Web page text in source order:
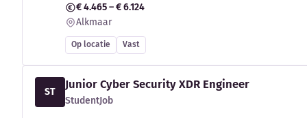
€ 4.465 – € 6.124
Alkmaar
Op locatie Vast
ST
Junior Cyber Security XDR Engineer
StudentJob